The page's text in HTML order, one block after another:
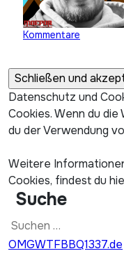
Kommentare
Datenschutz und
Cookies. Wenn du
du der Verwendung
Weitere
Cookies, findest du
Suche
Suchen
nach:
OMGWTFBBQ1337.de